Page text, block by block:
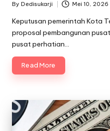
Posted
by
By Dedisukarji Mei 10, 2026
Keputusan pemerintah Kota
proposal pembangunan
pusat perhatian…
Read More